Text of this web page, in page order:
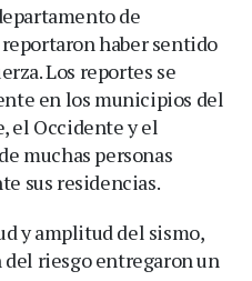
de
haber sentido
Los reportes se
en los municipios del
el Occidente y el
muchas personas
sus residencias.
y amplitud del sismo,
riesgo entregaron un